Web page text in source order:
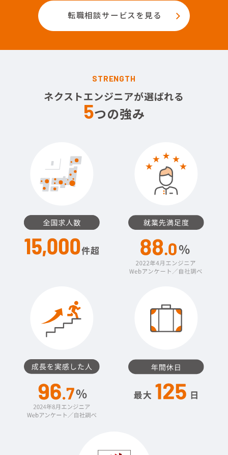
転職相談サービスを見る
STRENGTH
ネクストエンジニアが選ばれる
5つの強み